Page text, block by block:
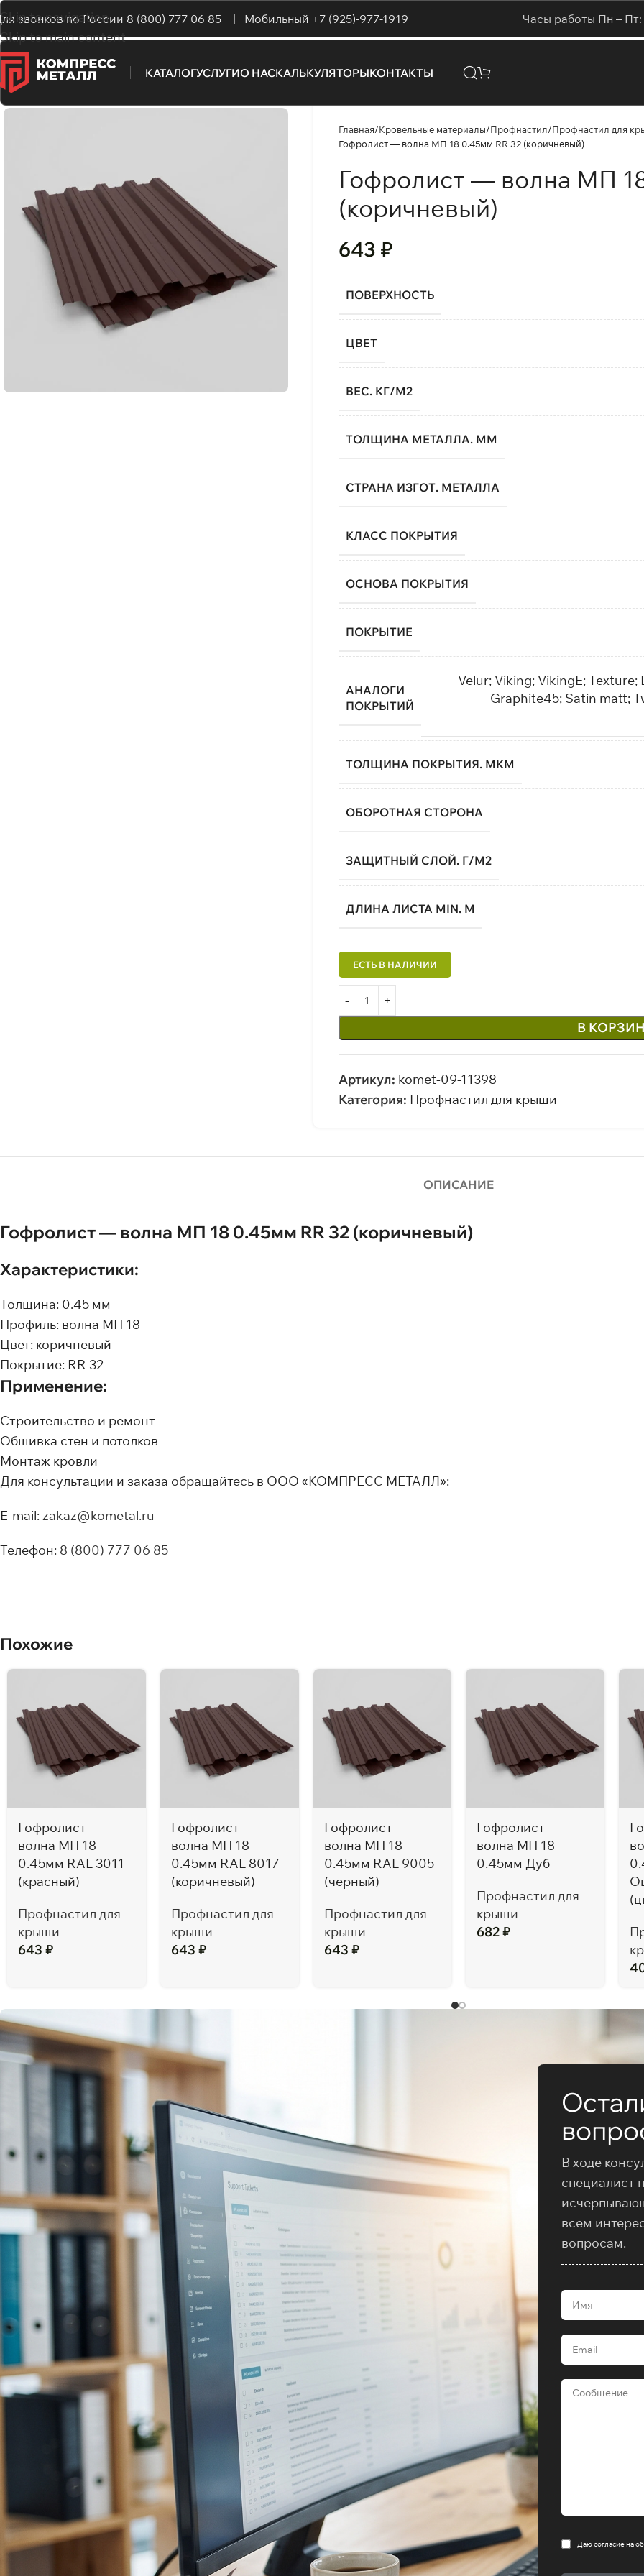
Skip to navigation
Skip to main content
звонков по России 8 (800) 777 06 85 | Мобильный +7 (925)-977-1919 Часы работы Пн –
КАТАЛОГУСЛУГИО НАСКАЛЬКУЛЯТОРЫКОНТАКТЫ
Главная Кровельные материалы Профнастил Профнастил для
Гофролист — волна МП 18 0.45мм RR 32 (коричневый)
Гофролист — волна МП
(коричневый)
643 ₽
ПОВЕРХНОСТЬ
ЦВЕТ
ВЕС. КГ/М2
ТОЛЩИНА МЕТАЛЛА. ММ
СТРАНА ИЗГОТ. МЕТАЛЛА
КЛАСС ПОКРЫТИЯ
ОСНОВА ПОКРЫТИЯ
ПОКРЫТИЕ
АНАЛОГИ
ПОКРЫТИЙ
Velur; Viking; VikingE;
Graphite45; Satin matt;
ТОЛЩИНА ПОКРЫТИЯ. МКМ
ОБОРОТНАЯ СТОРОНА
ЗАЩИТНЫЙ СЛОЙ. Г/М2
ДЛИНА ЛИСТА MIN. М
В
Артикул: komet-09-11398
Категория: Профнастил для крыши
ОПИСАНИЕ
Гофролист — волна МП 18 0.45мм RR 32 (коричневый)
Характеристики:
Толщина: 0.45 мм
Профиль: волна МП 18
Цвет: коричневый
Покрытие: RR 32
Применение:
Строительство и ремонт
Обшивка стен и потолков
Монтаж кровли
Для консультации и заказа обращайтесь в ООО «КОМПРЕСС МЕТАЛЛ»:
E-mail: zakaz@kometal.ru
Телефон: 8 (800) 777 06 85
Похожие
Гофролист —
волна МП 18
0.45мм RAL 3011
(красный)
Профнастил для
крыши
643 ₽
Гофролист —
волна МП 18
0.45мм RAL 8017
(коричневый)
Профнастил для
крыши
643 ₽
Гофролист —
волна МП 18
0.45мм RAL 9005
(черный)
Профнастил для
крыши
643 ₽
Гофролист —
волна МП 18
0.45мм Дуб
Профнастил для
крыши
682₽
В ходе
специалист
всем
вопросам.
Даю согласие на